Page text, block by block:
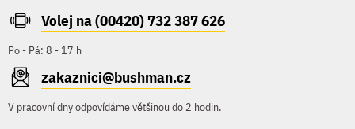
Volej na (00420) 732 387 626
Po - Pá: 8 - 17 h
zakaznici@bushman.cz
V pracovní dny odpovídáme většinou do 2 hodin.